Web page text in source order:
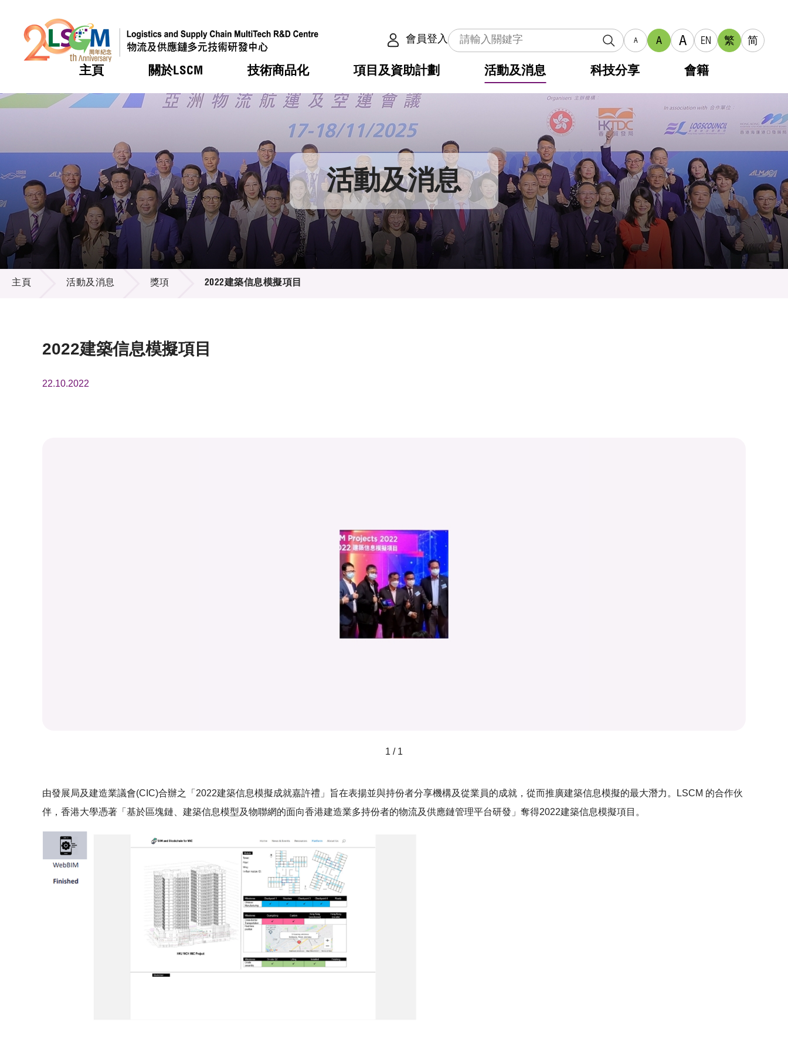
會員登入 A A A EN 繁 简
主頁 關於LSCM
熱門 機構簡介
組織架構
組織架構
董事局
研究顧問
招標通告
供應商登記
技術商品化
熱門 服務
可獲授權之技術
應用於公共服務之創新技術
重點項目
項目及資助計劃
熱門 合作計劃
資助計劃
資助計劃
稅務優惠
申請
評審
徵求研發項目計劃書
項目資料庫
活動及消息
熱門 活動
獎項
新聞中心
媒體報導
新聞稿
資訊中心
多媒體
科技分享 會籍
熱門 會籍及服務
會員列表
會員登入 活動及消息
活動及消息
主頁 活動及消息 獎項 2022建築信息模擬項目
2022建築信息模擬項目
22.10.2022
1 / 1
由發展局及建造業議會(CIC)合辦之「2022建築信息模擬成就嘉許禮」旨在表揚並與持份者分享機構及從業員的成就，從而推廣建築信息模擬的最大潛力。LSCM 的合作伙
伴，香港大學憑著「基於區塊鏈、建築信息模型及物聯網的面向香港建造業多持份者的物流及供應鏈管理平台研發」奪得2022建築信息模擬項目。